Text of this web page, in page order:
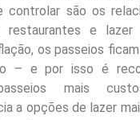
controlar são os
restaurantes e lazer
os passeios
– e por isso é
mais
a opções de lazer